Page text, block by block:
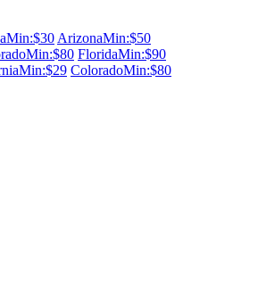
Min:$30 ArizonaMin:$50
Min:$80 FloridaMin:$90
Min:$29 ColoradoMin:$80